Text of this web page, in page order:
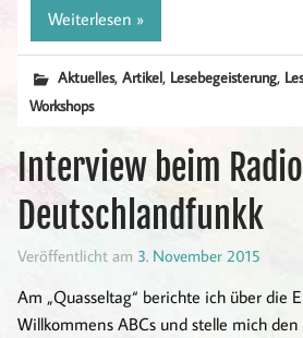
Weiterlesen »
Aktuelles,Artikel, Lesebegeisterung,
Workshops
Interview beim
Deutschlandfunkk
Veröffentlicht am 3. November 2015
Am „Quasseltag“ berichte ich über die
Willkommens ABCs und stelle mich